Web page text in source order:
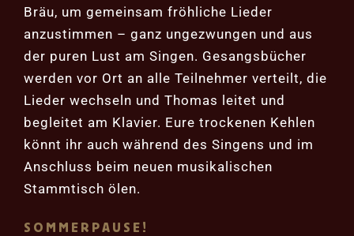
Bräu, um gemeinsam fröhliche Lieder
anzustimmen – ganz ungezwungen und aus
der puren Lust am Singen. Gesangsbücher
werden vor Ort an alle Teilnehmer verteilt, die
Lieder wechseln und Thomas leitet und
begleitet am Klavier. Eure trockenen Kehlen
könnt ihr auch während des Singens und im
Anschluss beim neuen musikalischen
Stammtisch ölen.
SOMMERPAUSE!